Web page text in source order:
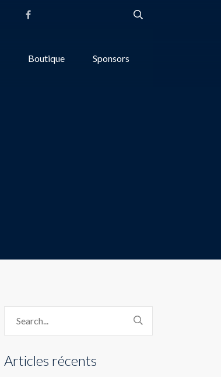
Boutique Sponsors
Articles récents